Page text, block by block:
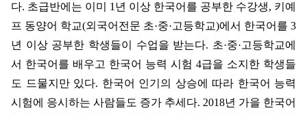
다. 초급반에는 이미 1 년 이상 한국어를 공부한 수강생, 키예
프 동양어 학교(외국어전문 초·중·고등학교)에서 한국어를 3
년 이상 공부한 학생들이 수업을 받는다. 초·중·고등학교에
서 한국어를 배우고 한국어 능력 시험 4급을 소지한 학생들
도 드물지만 있다. 한국어 인기의 상승에 따라 한국어 능력
시험에 응시하는 사람들도 증가 추세다. 2018년 가을 한국어